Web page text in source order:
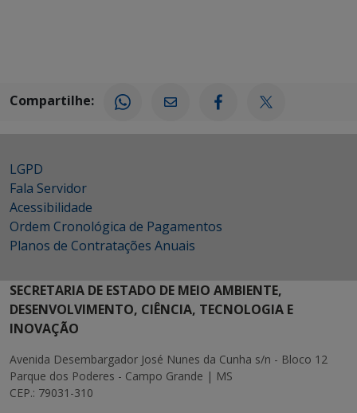
Compartilhe:
LGPD
Fala Servidor
Acessibilidade
Ordem Cronológica de Pagamentos
Planos de Contratações Anuais
SECRETARIA DE ESTADO DE MEIO AMBIENTE,
DESENVOLVIMENTO, CIÊNCIA, TECNOLOGIA E
INOVAÇÃO
Avenida Desembargador José Nunes da Cunha s/n - Bloco 12
Parque dos Poderes - Campo Grande | MS
CEP.: 79031-310